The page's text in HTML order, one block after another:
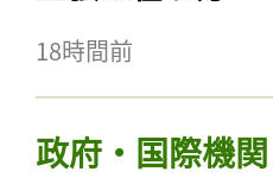
18時間前
政府・国際機